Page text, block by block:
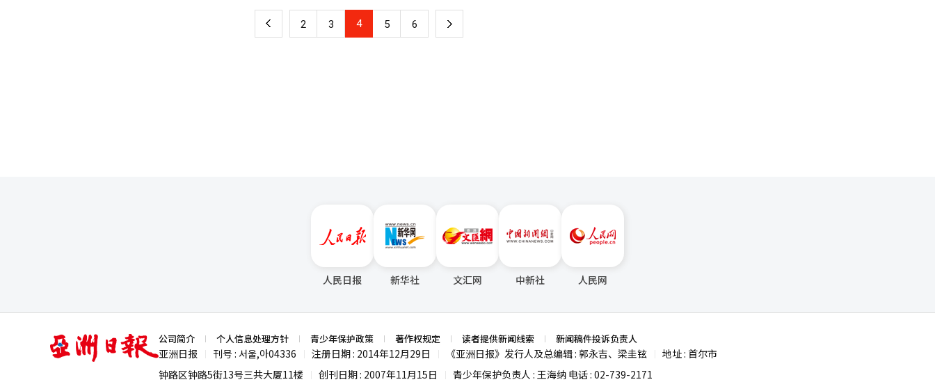
家的预充值余额合计为9902亿韩元，同比增长11.5%（去年同期为8881亿韩元）。随着支付过程中预先充值资金的
增加，平台内资金的停留和利用逐渐扩大，超越了单纯的支付功能。 Naver、Kakao和Toss等大型科技公司正在利用
竞争将超越简单的手续费获取，转向数据和平台主导权的竞争。能够将支付服务与多样化的金融服务连接的能力，将
拓展，以获取更多的商户和用户。已经具备便利性的在线便捷支付服务将以金钱优惠为主要竞争力，而线下则以支付
上 2 3 4 5 6 下
人民日报 新华社 文汇网 中新社 人民网
亚
洲
日
公司简介 个人信息处理方针 青少年保护政策 著作权规定 读者提供新闻线索 新闻稿件投诉负责人
亚洲日报 刊号 : 서울,아04336 注册日期 : 2014年12月29日 《亚洲日报》发行人及总编辑 : 郭永吉、梁圭铉
地址 : 首尔市
钟路区钟路5街13号三共大厦11楼
创刊日期 : 2007年11月15日 青少年保护负责人 : 王海纳 电话 : 02-739-2171